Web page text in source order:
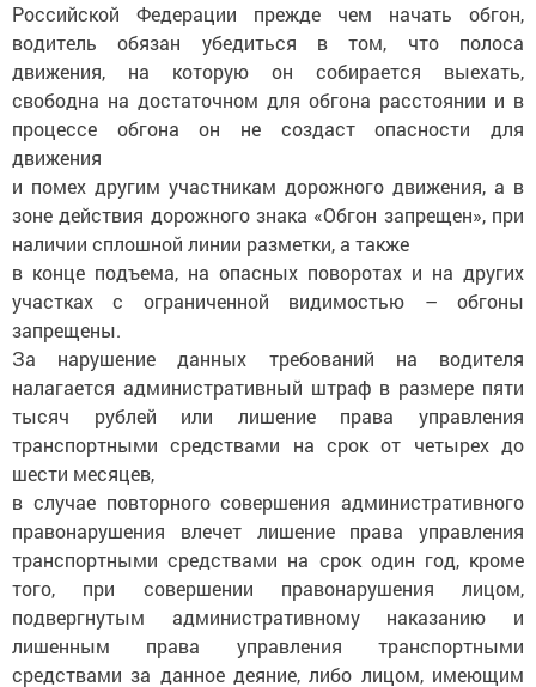
Российской Федерации прежде чем начать обгон,
водитель обязан убедиться в том, что полоса
движения, на которую он собирается выехать,
свободна на достаточном для обгона расстоянии и в
процессе обгона он не создаст опасности для
движения
и помех другим участникам дорожного движения, а в
зоне действия дорожного знака «Обгон запрещен», при
наличии сплошной линии разметки, а также
в конце подъема, на опасных поворотах и на других
участках с ограниченной видимостью – обгоны
запрещены.
За нарушение данных требований на водителя
налагается административный штраф в размере пяти
тысяч рублей или лишение права управления
транспортными средствами на срок от четырех до
шести месяцев,
в случае повторного совершения административного
правонарушения влечет лишение права управления
транспортными средствами на срок один год, кроме
того, при совершении правонарушения лицом,
подвергнутым административному наказанию и
лишенным права управления транспортными
средствами за данное деяние, либо лицом, имеющим